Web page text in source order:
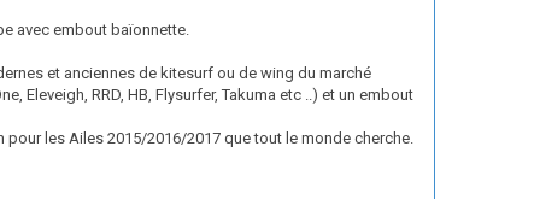
avec embout baïonnette.
et anciennes de kitesurf ou de wing du marché
Eleveigh, RRD, HB, Flysurfer, Takuma etc ..) et un embout
les Ailes 2015/2016/2017 que tout le monde cherche.